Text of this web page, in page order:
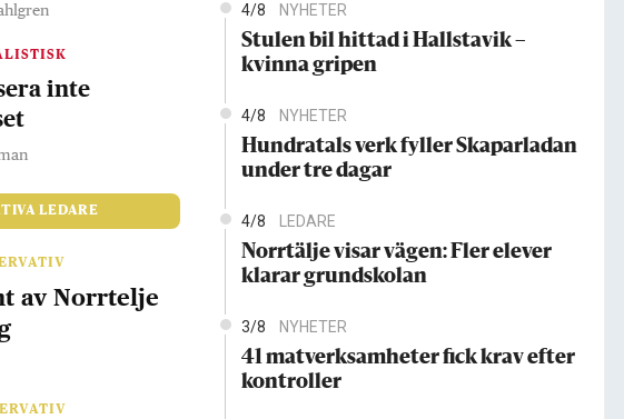
inte
LEDARE
av Norrtelje
4/8 NYHETER
Stulen bil hittad i Hallstavik –
kvinna gripen
4/8 NYHETER
Hundratals verk fyller Skaparladan
under tre dagar
4/8 LEDARE
Norrtälje visar vägen: Fler elever
klarar grundskolan
3/8 NYHETER
41 matverksamheter fick krav efter
kontroller